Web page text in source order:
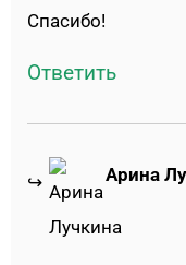
Спасибо!
Ответить
Арина